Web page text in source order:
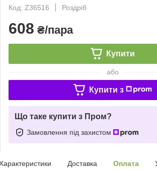
Код: Z36516
Роздріб
608 ₴/пара
Купити
або
Купити з
Що таке купити з Пром?
Замовлення під захистом
Доставка Оплата